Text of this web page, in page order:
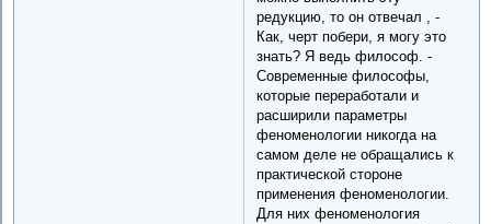
редукцию, то он отвечал , -
Как, черт побери, я могу это
знать? Я ведь философ. -
Современные философы,
которые переработали и
расширили параметры
феноменологии никогда на
самом деле не обращались к
практической стороне
применения феноменологии.
Для них феноменология